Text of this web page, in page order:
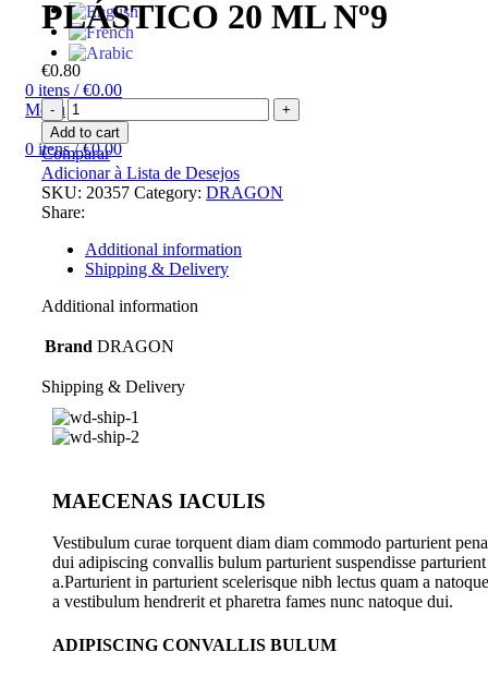
0 itens / €0.00
Menu
0 itens / €0.00
PLÁSTICO 20 ML Nº9
€0.80
Add to cart
Comparar
Adicionar à Lista de Desejos
SKU: 20357 Category: DRAGON
Share:
Additional information
Shipping & Delivery
Additional information
Brand DRAGON
Shipping & Delivery
MAECENAS IACULIS
Vestibulum curae torquent diam diam commodo parturient
dui adipiscing convallis bulum parturient suspendisse parturient
a.Parturient in parturient scelerisque nibh lectus quam a
a vestibulum hendrerit et pharetra fames nunc natoque dui.
ADIPISCING CONVALLIS BULUM